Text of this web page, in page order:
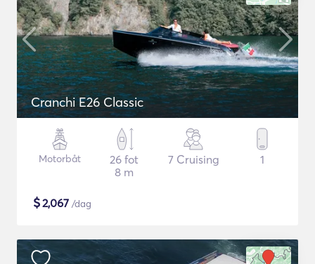
Cranchi E26 Classic
Motorbåt
26 fot
8 m
7 Cruising 1
$2,067 /dag